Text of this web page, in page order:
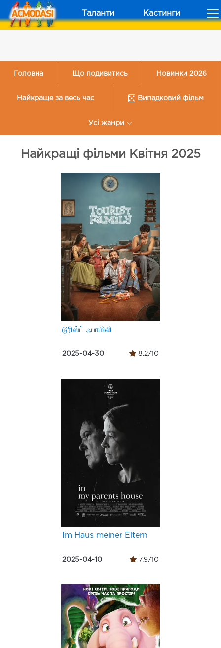
Таланти Кастинги
Головна Що подивитись Новинки 2026
Найкраще за весь час Випадковий фільм
Усі жанри
Найкращі фільми Квітня 2025
டூரிஸ்ட் ஃபாமிலி
2025-04-30 8.2/10
Im Haus meiner Eltern
2025-04-10 7.9/10